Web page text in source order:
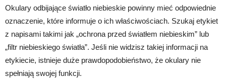
Okulary odbijające światło niebieskie powinny mieć odpowiednie
oznaczenie, które informuje o ich właściwościach. Szukaj etykiet
z napisami takimi jak „ochrona przed światłem niebieskim” lub
„filtr niebieskiego światła”. Jeśli nie widzisz takiej informacji na
etykiecie, istnieje duże prawdopodobieństwo, że okulary nie
spełniają swojej funkcji.